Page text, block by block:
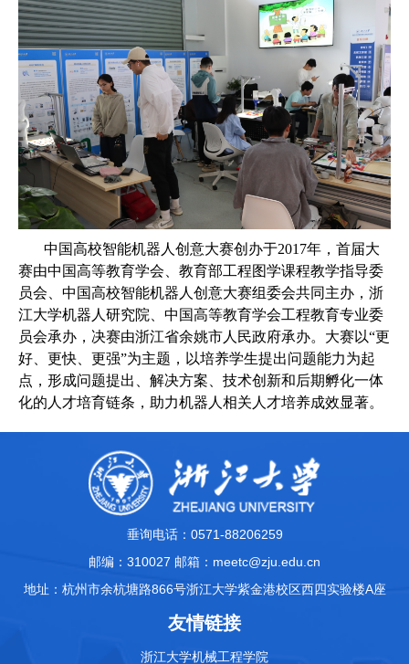
中国高校智能机器人创意大赛创办于2017年，首届大
赛由中国高等教育学会、教育部工程图学课程教学指导委
员会、中国高校智能机器人创意大赛组委会共同主办，浙
江大学机器人研究院、中国高等教育学会工程教育专业委
员会承办，决赛由浙江省余姚市人民政府承办。大赛以“更
好、更快、更强”为主题，以培养学生提出问题能力为起
点，形成问题提出、解决方案、技术创新和后期孵化一体
化的人才培育链条，助力机器人相关人才培养成效显著。
垂询电话：0571-88206259
邮编：310027 邮箱：meetc@zju.edu.cn
地址：杭州市余杭塘路866号浙江大学紫金港校区西四实验楼A座
友情链接
浙江大学机械工程学院